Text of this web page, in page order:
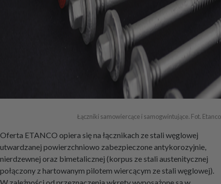
Łączniki samowiercące i samogwintujące. Fot. Etanco
Oferta ETANCO opiera się na łącznikach ze stali węglowej
utwardzanej powierzchniowo zabezpieczone antykorozyjnie,
nierdzewnej oraz bimetalicznej (korpus ze stali austenitycznej
połączony z hartowanym pilotem wiercącym ze stali węglowej).